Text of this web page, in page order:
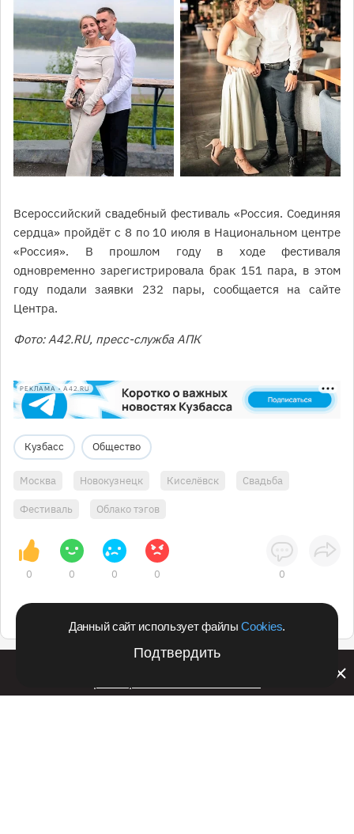
Данный сайт использует файлыCookies.
Подтвердить
Всероссийский свадебный фестиваль «Россия. Соединяя
сердца» пройдёт с 8 по 10 июля в Национальном центре
«Россия». В прошлом году в ходе фестиваля
одновременно зарегистрировала брак 151 пара, в этом
году подали заявки 232 пары, сообщается на сайте
Центра.
Фото: A42.RU, пресс-служба АПК
РЕКЛАМА • A42.RU
Кузбасс Общество
Москва Новокузнецк Киселёвск Свадьба
Фестиваль Облако тэгов
0 0 0 0 0
Билайн запустил в Кемеровской области акцию с